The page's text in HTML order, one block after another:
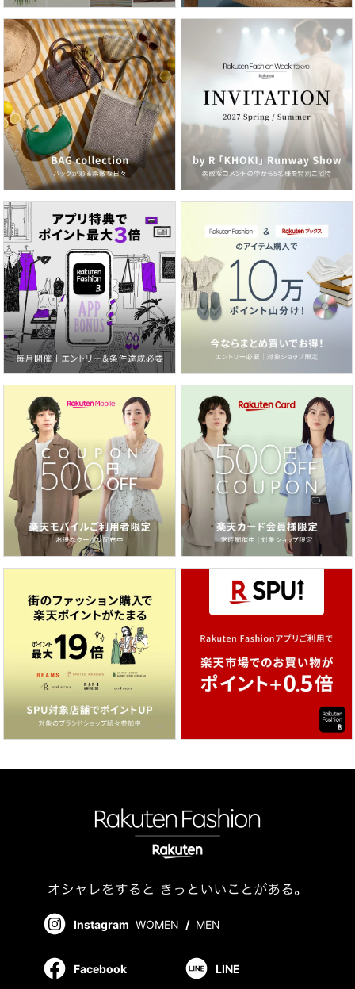
Instagram WOMEN / MEN
Facebook LINE